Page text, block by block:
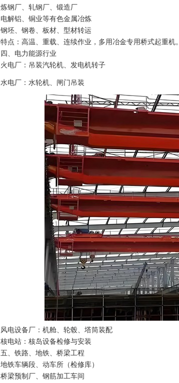
炼钢厂、轧钢厂、锻造厂
电解铝、铜业等有色金属冶炼
钢坯、钢卷、板材、型材转运
特点：高温、重载、连续作业，多用冶金专用桥式起重机。
四、电力能源行业
火电厂：吊装汽轮机、发电机转子
水电厂：水轮机、闸门吊装
风电设备厂：机舱、轮毂、塔筒装配
核电站：核岛设备检修与安装
五、铁路、地铁、桥梁工程
地铁车辆段、动车所（检修库）
桥梁预制厂、钢筋加工车间